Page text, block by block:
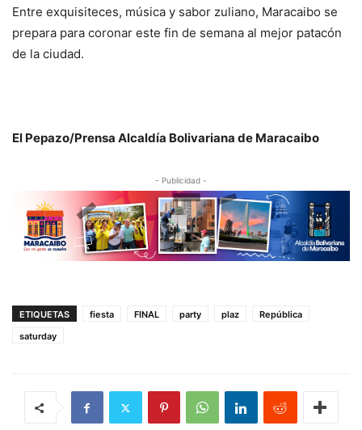
Entre exquisiteces, música y sabor zuliano, Maracaibo se
prepara para coronar este fin de semana al mejor patacón
de la ciudad.
El Pepazo/Prensa Alcaldía Bolivariana de Maracaibo
- Publicidad -
ETIQUETAS fiesta FINAL party plaz
República
saturday